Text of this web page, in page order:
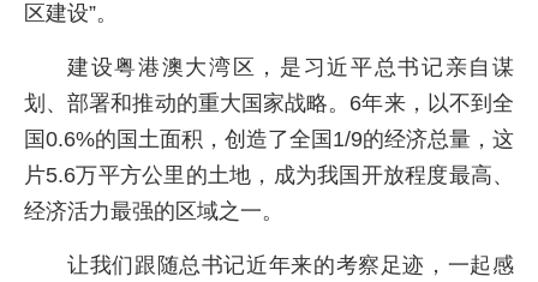
区建设”。
建设粤港澳大湾区，是习近平总书记亲自谋
划、部署和推动的重大国家战略。6年来，以不到全
国0.6%的国土面积，创造了全国1/9的经济总量，这
片5.6万平方公里的土地，成为我国开放程度最高、
经济活力最强的区域之一。
让我们跟随总书记近年来的考察足迹，一起感